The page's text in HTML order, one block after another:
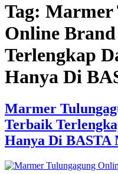
Tag: Marmer
Online
Terlengkap
Hanya Di
Marmer
Terbaik
Hanya Di BASTA